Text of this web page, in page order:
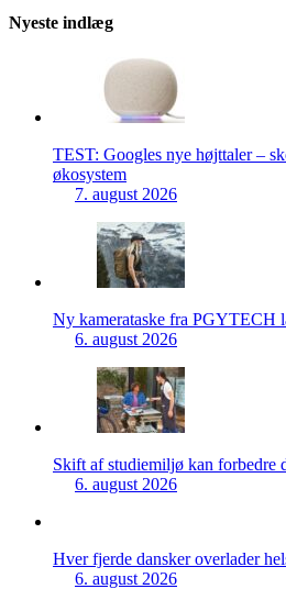
Nyeste indlæg
TEST: Googles nye højttaler –
økosystem
7. august 2026
Ny kamerataske fra PGYTECH
6. august 2026
Skift af studiemiljø kan forbedre
6. august 2026
Hver fjerde dansker overlader
6. august 2026